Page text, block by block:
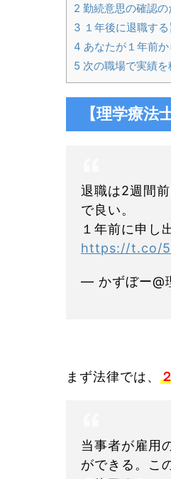
2 勤続意思の確認
3 １年後に退職す
4 あなたが１年前
5 次の職場で実績
【理学療
退職は2週間
で良い。
１年前に申し
https://t.co/
— かずぼー@
まず法律では、
当事者が雇用
ができる。こ